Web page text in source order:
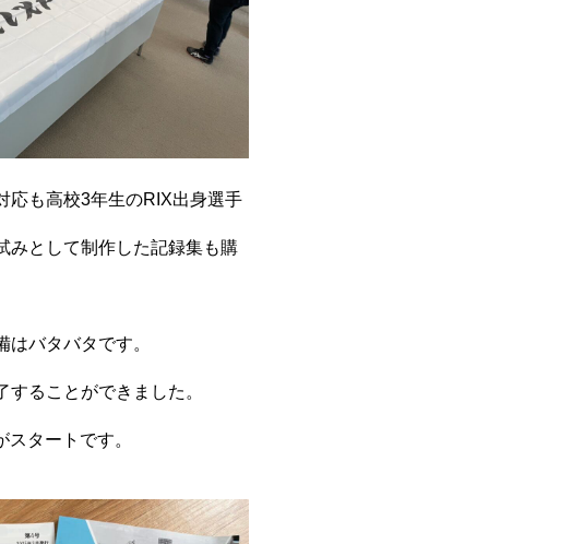
応も高校3年生のRIX出身選手
みとして制作した記録集も購
バタバタです。
ることができました。
タートです。